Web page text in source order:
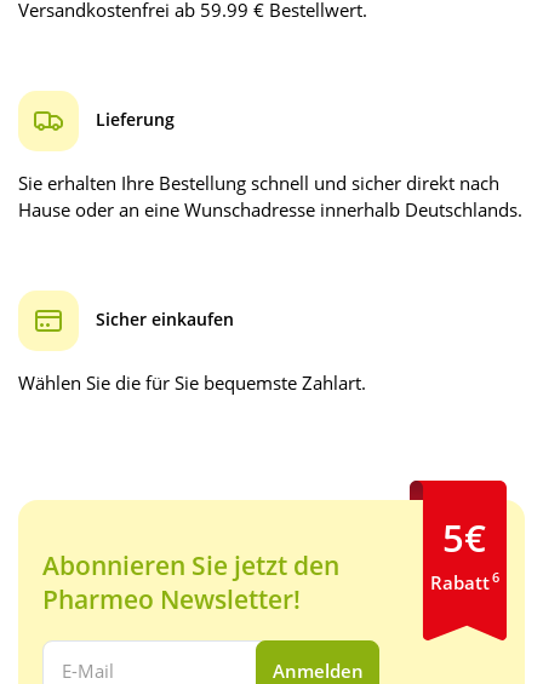
Versandkostenfrei ab 59.99 € Bestellwert.
Lieferung
Sie erhalten Ihre Bestellung schnell und sicher direkt nach
Hause oder an eine Wunschadresse innerhalb Deutschlands.
Sicher einkaufen
Wählen Sie die für Sie bequemste Zahlart.
Abonnieren Sie jetzt den
Pharmeo Newsletter!
Ihre E-Mail Adresse:
Anmelden
5€
Rabatt6